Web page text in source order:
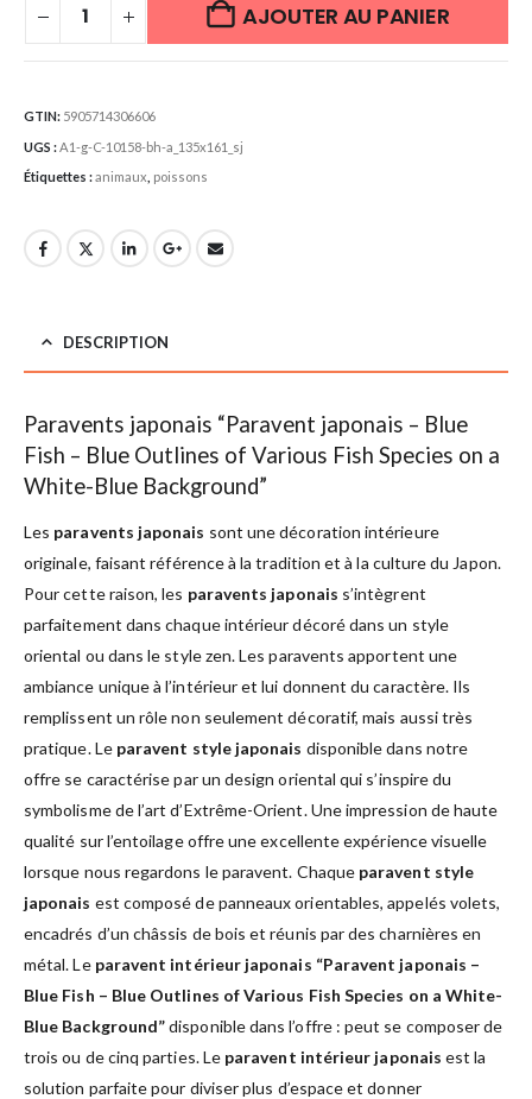
AJOUTER AU PANIER
GTIN: 5905714306606
UGS :A1-g-C-10158-bh-a_135x161_sj
Étiquettes :animaux poissons
DESCRIPTION
Paravents japonais “Paravent japonais – Blue
Fish – Blue Outlines of Various Fish Species on a
White-Blue Background”
Les paravents japonais sont une décoration intérieure
originale, faisant référence à la tradition et à la culture du Japon.
Pour cette raison, les paravents japonais s’intègrent
parfaitement dans chaque intérieur décoré dans un style
oriental ou dans le style zen. Les paravents apportent une
ambiance unique à l’intérieur et lui donnent du caractère. Ils
remplissent un rôle non seulement décoratif, mais aussi très
pratique. Le paravent style japonais disponible dans notre
offre se caractérise par un design oriental qui s’inspire du
symbolisme de l’art d’Extrême-Orient. Une impression de haute
qualité sur l’entoilage offre une excellente expérience visuelle
lorsque nous regardons le paravent. Chaque paravent style
japonais est composé de panneaux orientables, appelés volets,
encadrés d’un châssis de bois et réunis par des charnières en
métal. Le paravent intérieur japonais “Paravent japonais –
Blue Fish – Blue Outlines of Various Fish Species on a White-
Blue Background”disponible dans l’offre : peut se composer de
trois ou de cinq parties. Le paravent intérieur japonais est la
solution parfaite pour diviser plus d’espace et donner